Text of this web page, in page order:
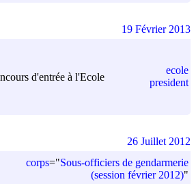
d'entrée à l'Ecole
ecole
president
19 Février 2013
corps="Sous-officiers de gendarmerie
(session février 2012)"
26 Juillet 2012